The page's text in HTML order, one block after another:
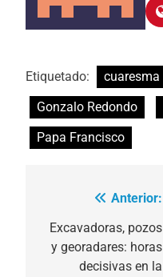
Etiquetado: cuaresma
Gonzalo Redondo
Papa Francisco
Navegación
de
entradas
Anterior:
Excavadoras, pozos
y georadares: horas
decisivas en la